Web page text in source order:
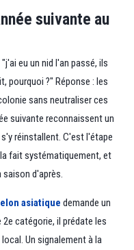
suivante au
eu un nid l'an passé, ils
pourquoi ?" Réponse : les
sans neutraliser ces
suivante reconnaissent un
réinstallent. C'est l'étape
fait systématiquement, et
d'après.
asiatique demande un
catégorie, il prédate les
Un signalement à la